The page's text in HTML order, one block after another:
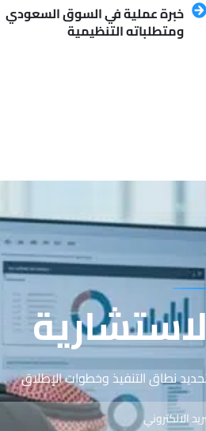
خبرة عملية في السوق السعودي
ومتطلباته التنظيمية
نطاق التنفيذ وخطوات الإطلاق